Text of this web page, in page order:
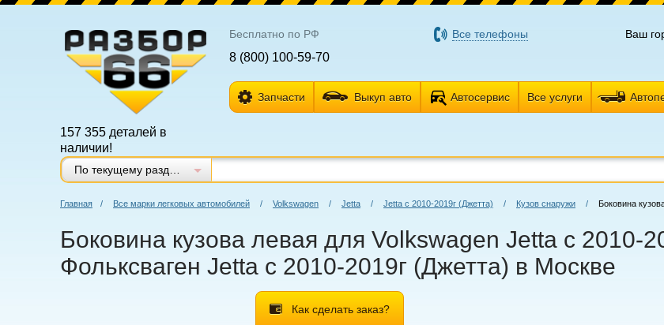
157 355 деталей в
наличии!
Бесплатно по РФ
8 (800) 100-59-70
Все телефоны Ваш
Запчасти Выкуп авто Автосервис Все услуги
Главная / Все марки легковых автомобилей / Volkswagen / Jetta / Jetta с 2010-2019г (Джетта) / Кузов снаружи / Боковина
Боковина кузова левая для Volkswagen Jetta с 2010-
Фольксваген Jetta с 2010-2019г (Джетта) в Москве
Как сделать заказ?